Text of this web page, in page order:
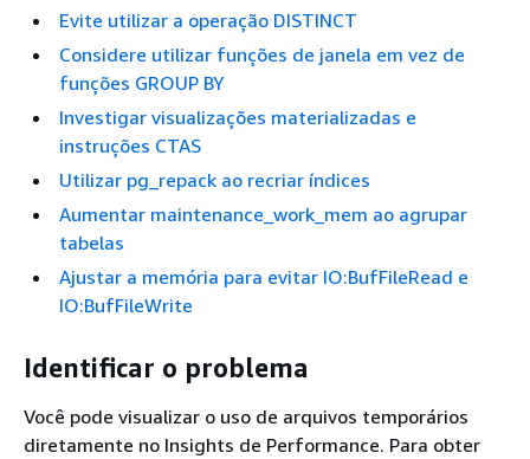
Evite utilizar a operação DISTINCT
Considere utilizar funções de janela em vez de
funções GROUP BY
Investigar visualizações materializadas e
instruções CTAS
Utilizar pg_repack ao recriar índices
Aumentar maintenance_work_mem ao agrupar
tabelas
Ajustar a memória para evitar IO:BufFileRead e
IO:BufFileWrite
Identificar o problema
Você pode visualizar o uso de arquivos temporários
diretamente no Insights de Performance. Para obter